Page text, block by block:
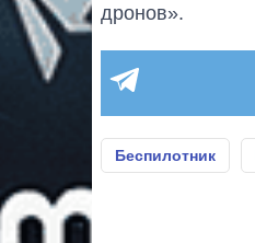
дронов».
Беспилотник